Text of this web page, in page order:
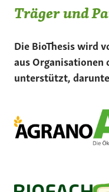
Träger und
Die BioThesis wird
aus Organisationen
unterstützt,